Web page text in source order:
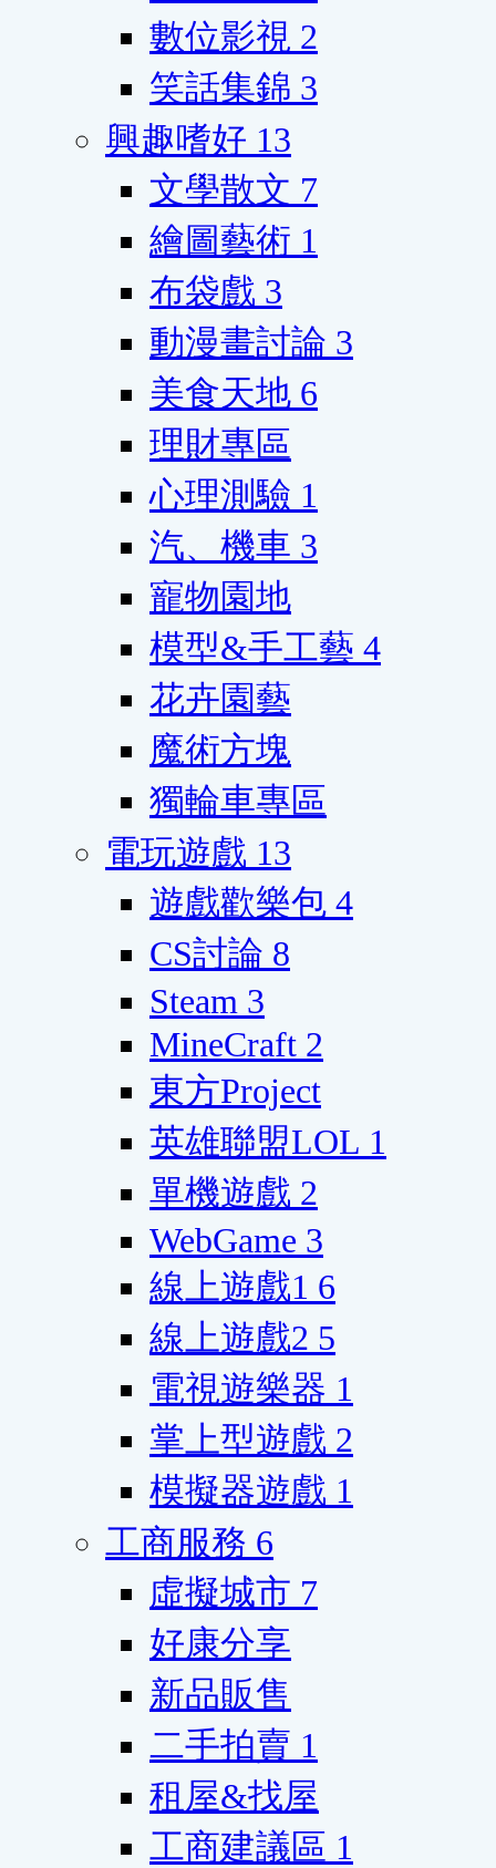
數位影視 2
笑話集錦 3
興趣嗜好 13
文學散文 7
繪圖藝術 1
布袋戲 3
動漫畫討論 3
美食天地 6
理財專區
心理測驗 1
汽、機車 3
寵物園地
模型&手工藝 4
花卉園藝
魔術方塊
獨輪車專區
電玩遊戲 13
遊戲歡樂包 4
CS討論 8
Steam 3
MineCraft 2
東方Project
英雄聯盟LOL 1
單機遊戲 2
WebGame 3
線上遊戲1 6
線上遊戲2 5
電視遊樂器 1
掌上型遊戲 2
模擬器遊戲 1
工商服務 6
虛擬城市 7
好康分享
新品販售
二手拍賣 1
租屋&找屋
工商建議區 1